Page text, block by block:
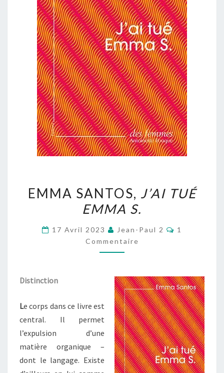
SANTOS,
J’AI
EMMA
S.
EMMA SANTOS, J’AI TUÉ
EMMA S.
17 Avril 2023 Jean-Paul 2
1
Commentaire
Distinction
Le corps dans ce livre est
central. Il permet
l’expulsion d’une
matière organique –
dont le langage. Existe